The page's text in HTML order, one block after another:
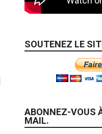
SOUTENEZ LE
ABONNEZ-VOUS
MAIL.